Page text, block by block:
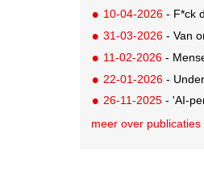
10-04-2026 - F*ck
31-03-2026 - Van
11-02-2026 -
22-01-2026 -
26-11-2025 - 'AI-
meer over publicaties